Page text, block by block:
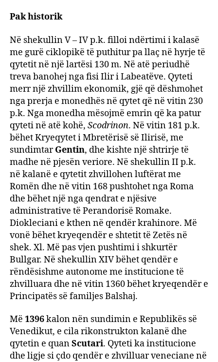
Pak historik
Në shekullin V – IV p.k. filloi ndërtimi i kalasë
me gurë ciklopikë të puthitur pa llaç në hyrje të
qytetit në një lartësi 130 m. Në atë periudhë
treva banohej nga fisi Ilir i Labeatëve. Qyteti
merr një zhvillim ekonomik, gjë që dëshmohet
nga prerja e monedhës në qytet që në vitin 230
p.k. Nga monedha mësojmë emrin që ka patur
qyteti në atë kohë, Scodrinon. Në vitin 181 p.k.
bëhet Kryeqytet i Mbretërisë së Ilirisë, me
sundimtarGentin, dhe kishte një shtrirje të
madhe në pjesën veriore. Në shekullin II p.k.
në kalanë e qytetit zhvillohen luftërat me
Romën dhe në vitin 168 pushtohet nga Roma
dhe bëhet një nga qendrat e njësive
administrative të Perandorisë Romake.
Diokleciani e kthen në qendër krahinore. Më
vonë bëhet kryeqendër e shtetit të Zetës në
shek. Xl. Më pas vjen pushtimi i shkurtër
Bullgar. Në shekullin XIV bëhet qendër e
rëndësishme autonome me institucione të
zhvilluara dhe në vitin 1360 bëhet kryeqendër e
Principatës së familjes Balshaj.
Më 1396kalon nën sundimin e Republikës së
Venedikut, e cila rikonstrukton kalanë dhe
qytetin e quanScutari. Qyteti ka institucione
dhe ligje si çdo qendër e zhvilluar veneciane në